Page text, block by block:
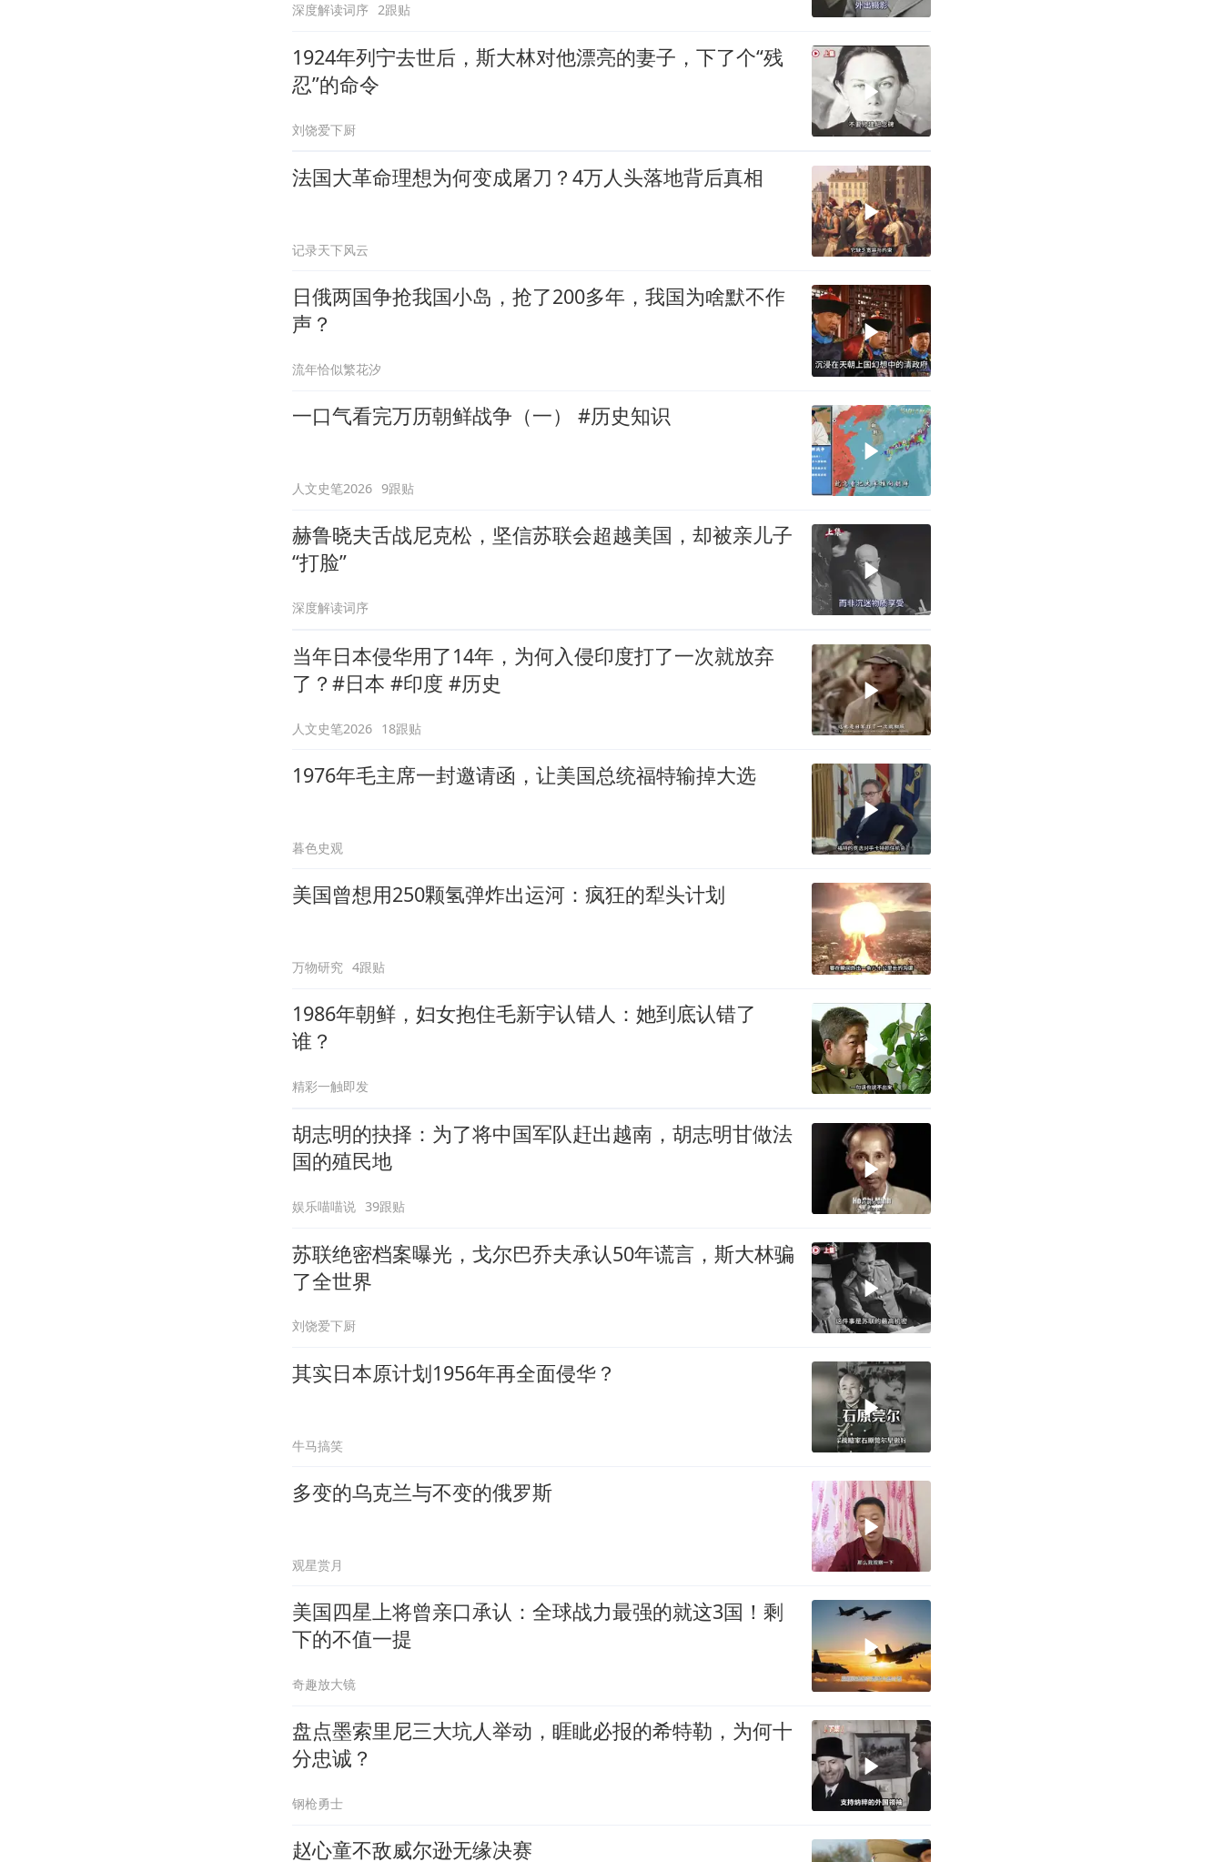
深度解读词序 2跟贴
1924年列宁去世后，斯大林对他漂亮的妻子，下了个“残
忍”的命令
刘饶爱下厨
法国大革命理想为何变成屠刀？4万人头落地背后真相
记录天下风云
日俄两国争抢我国小岛，抢了200多年，我国为啥默不作
声？
流年恰似繁花汐
一口气看完万历朝鲜战争（一） #历史知识
人文史笔2026 9跟贴
赫鲁晓夫舌战尼克松，坚信苏联会超越美国，却被亲儿子
“打脸”
深度解读词序
当年日本侵华用了14年，为何入侵印度打了一次就放弃
了？#日本 #印度 #历史
人文史笔2026 18跟贴
1976年毛主席一封邀请函，让美国总统福特输掉大选
暮色史观
美国曾想用250颗氢弹炸出运河：疯狂的犁头计划
万物研究 4跟贴
1986年朝鲜，妇女抱住毛新宇认错人：她到底认错了
谁？
精彩一触即发
胡志明的抉择：为了将中国军队赶出越南，胡志明甘做法
国的殖民地
娱乐喵喵说 39跟贴
苏联绝密档案曝光，戈尔巴乔夫承认50年谎言，斯大林骗
了全世界
刘饶爱下厨
其实日本原计划1956年再全面侵华？
牛马搞笑
多变的乌克兰与不变的俄罗斯
观星赏月
美国四星上将曾亲口承认：全球战力最强的就这3国！剩
下的不值一提
奇趣放大镜
盘点墨索里尼三大坑人举动，睚眦必报的希特勒，为何十
分忠诚？
钢枪勇士
赵心童不敌威尔逊无缘决赛